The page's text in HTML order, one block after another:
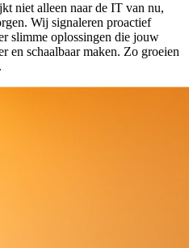
niet alleen naar de IT van nu,
Wij signaleren proactief
slimme oplossingen die jouw
en schaalbaar maken. Zo groeien